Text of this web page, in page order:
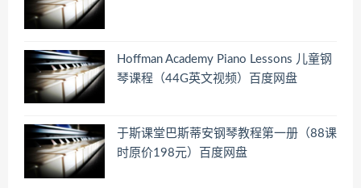
Hoffman Academy Piano Lessons 儿童钢
琴课程（44G英文视频）百度网盘
于斯课堂巴斯蒂安钢琴教程第一册（88课
时原价198元）百度网盘